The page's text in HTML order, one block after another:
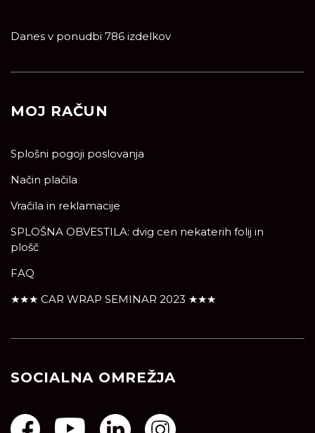
Danes v ponudbi 786 izdelkov
MOJ RAČUN
Splošni pogoji poslovanja
Način plačila
Vračila in reklamacije
SPLOŠNA OBVESTILA: dvig cen nekaterih folij in
plošč
FAQ
★★★ CAR WRAP SEMINAR 2023 ★★★
SOCIALNA OMREŽJA